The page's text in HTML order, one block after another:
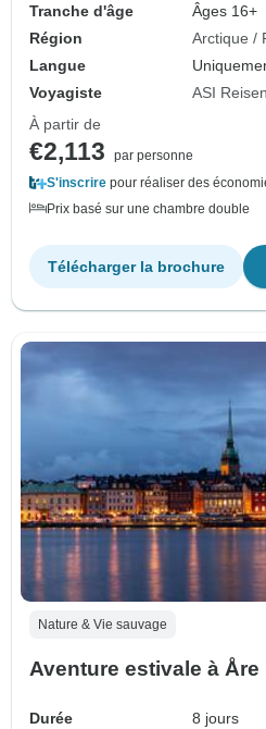
Tranche d'âge
Âges 16+
Région
Arctique /
Langue
Voyagiste
ASI Reisen
À partir de
€2,113
par personne
S'inscrire pour réaliser des
Prix basé sur une chambre double
Télécharger la brochure
Nature & Vie sauvage
Aventure estivale à Åre
Durée
8 jours